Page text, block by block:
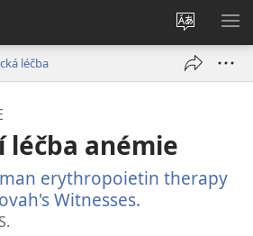
Změnit
jazyk
stránek
léčba
léčba anémie
erythropoietin therapy
Witnesses.